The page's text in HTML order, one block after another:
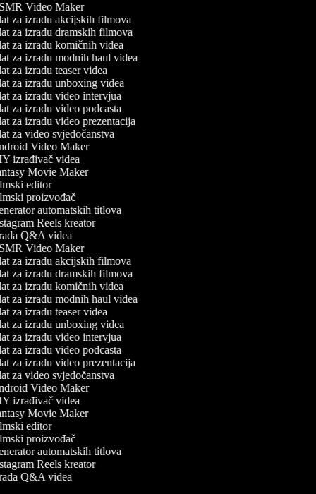
Video Maker
za izradu akcijskih filmova
za izradu dramskih filmova
za izradu komičnih videa
za izradu modnih haul videa
za izradu teaser videa
za izradu unboxing videa
za izradu video intervjua
za izradu video podcasta
za izradu video prezentacija
za video svjedočanstva
Video Maker
izrađivač videa
Movie Maker
editor
proizvođač
automatskih titlova
Reels kreator
Q&A videa
Video Maker
za izradu akcijskih filmova
za izradu dramskih filmova
za izradu komičnih videa
za izradu modnih haul videa
za izradu teaser videa
za izradu unboxing videa
za izradu video intervjua
za izradu video podcasta
za izradu video prezentacija
za video svjedočanstva
Video Maker
izrađivač videa
Movie Maker
editor
proizvođač
automatskih titlova
Reels kreator
Q&A videa